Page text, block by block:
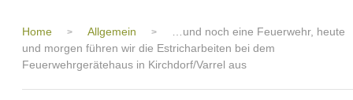
Home > Allgemein >
…und noch eine Feuerwehr, heute
und morgen führen wir die Estricharbeiten bei dem
Feuerwehrgerätehaus in Kirchdorf/Varrel aus